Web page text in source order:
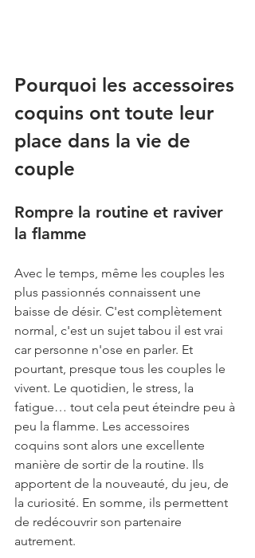
Pourquoi les accessoires
coquins ont toute leur
place dans la vie de
couple
Rompre la routine et raviver
la flamme
Avec le temps, même les couples les
plus passionnés connaissent une
baisse de désir. C'est complètement
normal, c'est un sujet tabou il est vrai
car personne n'ose en parler. Et
pourtant, presque tous les couples le
vivent. Le quotidien, le stress, la
fatigue… tout cela peut éteindre peu à
peu la flamme. Les accessoires
coquins sont alors une excellente
manière de sortir de la routine. Ils
apportent de la nouveauté, du jeu, de
la curiosité. En somme, ils permettent
de redécouvrir son partenaire
autrement.